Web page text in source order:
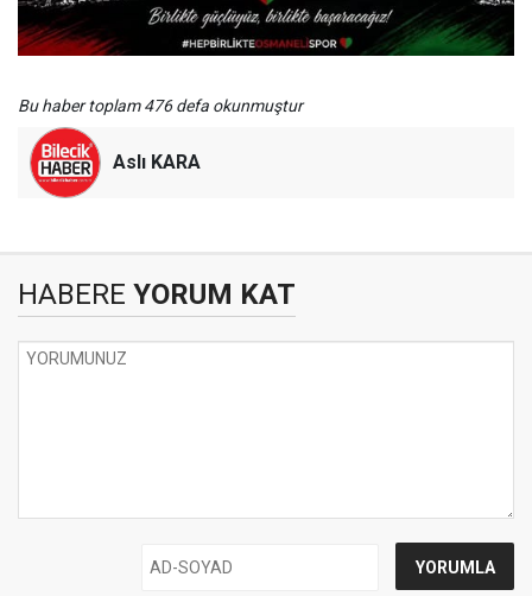
Bu haber toplam 476 defa okunmuştur
Aslı KARA
HABERE YORUM KAT